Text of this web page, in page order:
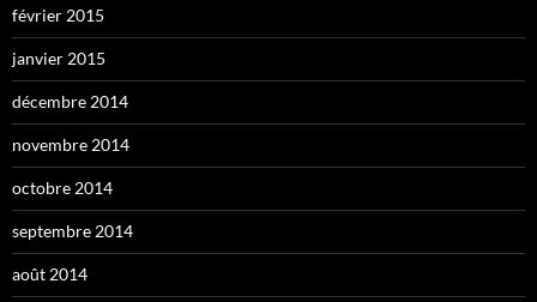
février 2015
janvier 2015
décembre 2014
novembre 2014
octobre 2014
septembre 2014
août 2014